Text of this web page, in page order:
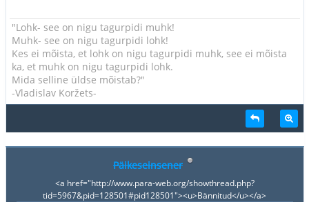
"Lohk- see on nigu tagurpidi muhk!
Muhk- see on nigu tagurpidi lohk!
Kes ei mõista, et lohk on nigu tagurpidi muhk, see ei mõista
ka, et muhk on nigu tagurpidi lohk.
Mida selline üldse mõistab?"
-Vladislav Koržets-
Päikeseinsener
<a href="http://www.para-web.org/showthread.php?
tid=5967&pid=128501#pid128501"><u>Bännitud</u></a>